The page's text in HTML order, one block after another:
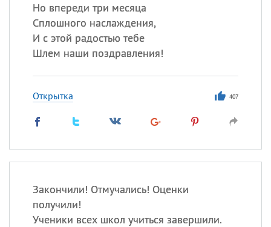
Но впереди три месяца
Сплошного наслаждения,
И с этой радостью тебе
Шлем наши поздравления!
Открытка 407
Закончили! Отмучались! Оценки
получили!
Ученики всех школ учиться завершили.